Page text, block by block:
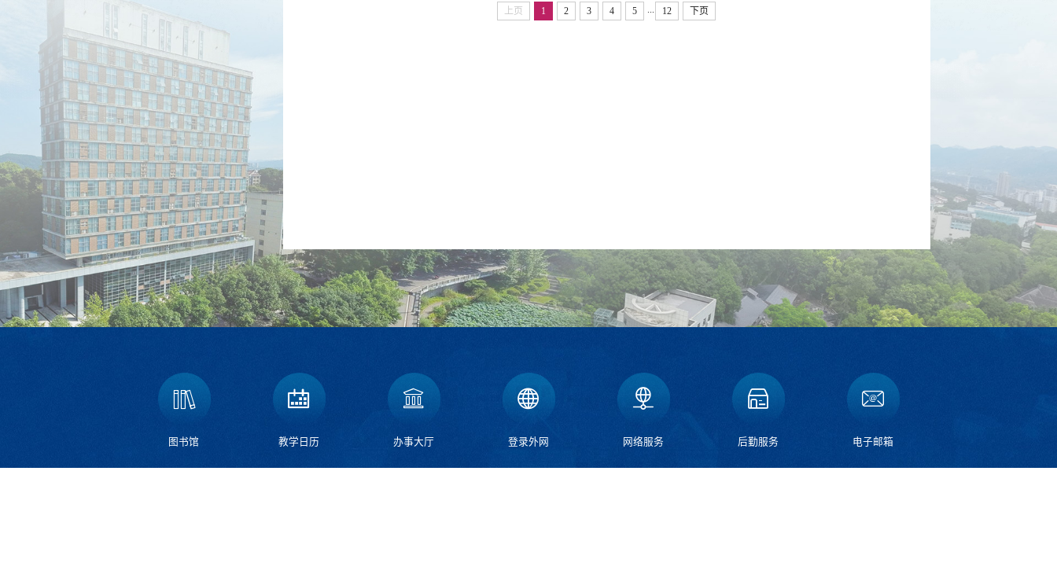
上页 1 2 3 4 5 ... 12 下页
图书馆 教学日历 办事大厅 登录外网 网络服务 后勤服务 电子邮箱